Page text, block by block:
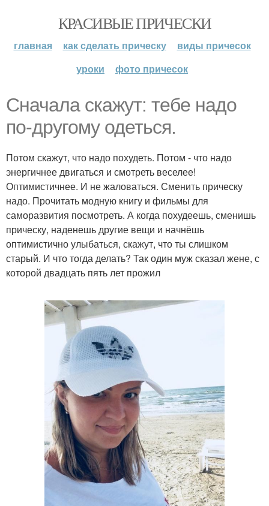
КРАСИВЫЕ ПРИЧЕСКИ
главная как сделать прическу
виды причесок
уроки
фото причесок
Сначала скажут: тебе надо
по-другому одеться.
Потом скажут, что надо похудеть. Потом - что надо
энергичнее двигаться и смотреть веселее!
Оптимистичнее. И не жаловаться. Сменить прическу
надо. Прочитать модную книгу и фильмы для
саморазвития посмотреть. А когда похудеешь, сменишь
прическу, наденешь другие вещи и начнёшь
оптимистично улыбаться, скажут, что ты слишком
старый. И что тогда делать? Так один муж сказал жене, с
которой двадцать пять лет прожил